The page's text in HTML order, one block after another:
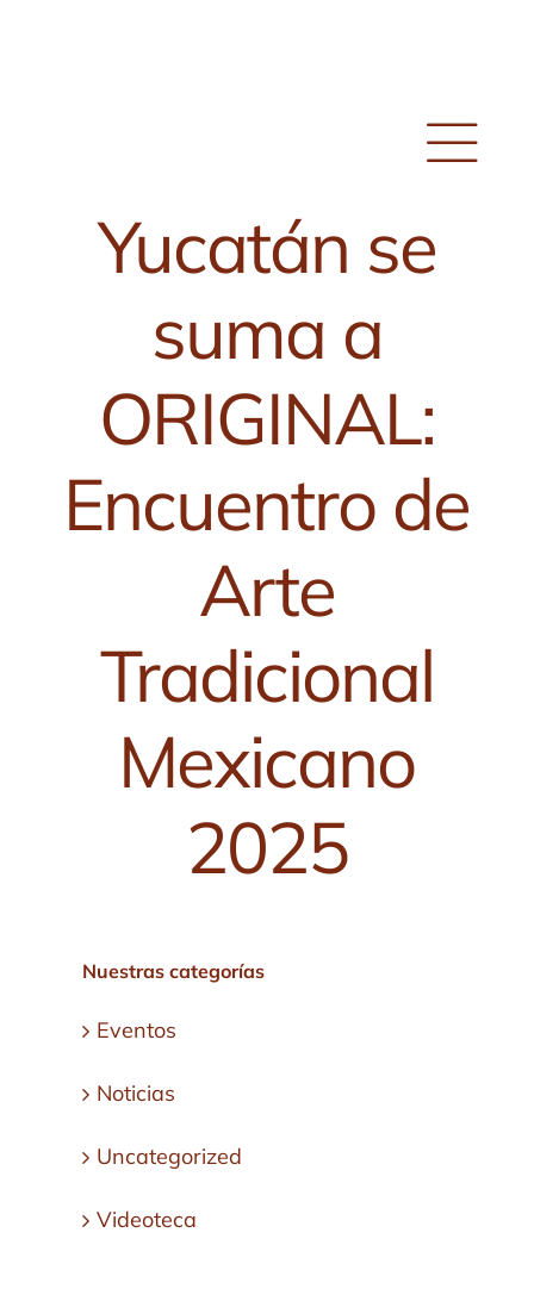
Yucatán se
suma a
ORIGINAL:
Encuentro de
Arte
Tradicional
Mexicano
2025
Nuestras categorías
Eventos
Noticias
Uncategorized
Videoteca